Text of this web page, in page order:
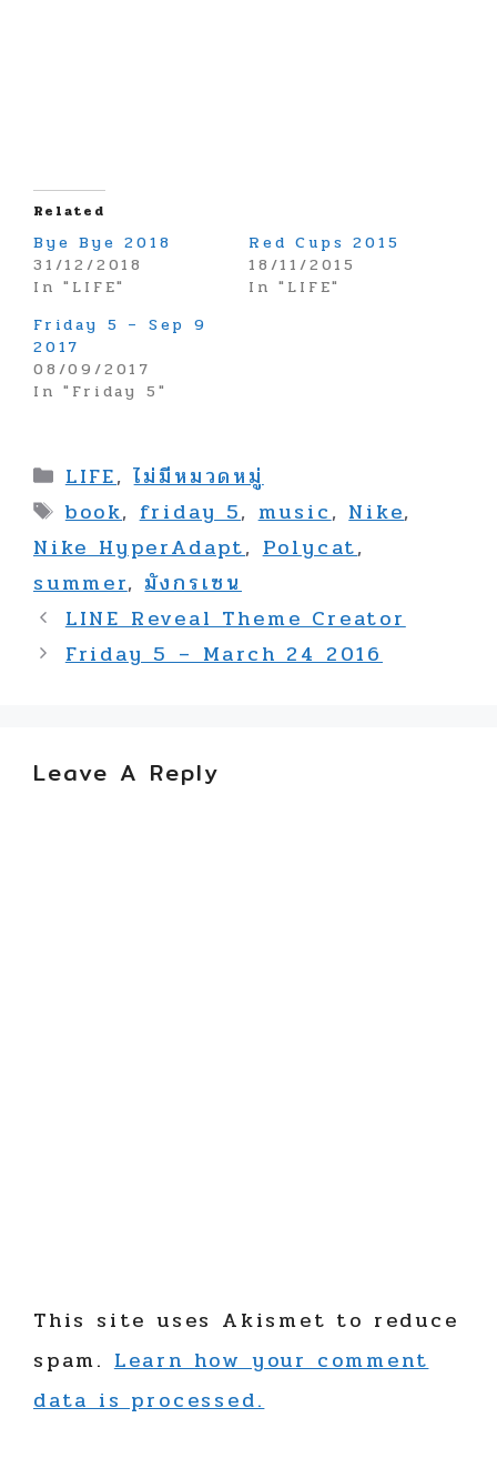
Related
Bye Bye 2018
31/12/2018
In "LIFE"
Red Cups 2015
18/11/2015
In "LIFE"
Friday 5 – Sep 9
2017
08/09/2017
In "Friday 5"
Categories
LIFE,ไม่มีหมวดหมู่
Tags
book,friday 5,music,Nike,
Nike HyperAdapt,Polycat,
summer,มังกรเซน
LINE Reveal Theme Creator
Friday 5 – March 24 2016
Leave A Reply
This site uses Akismet to reduce
spam.Learn how your comment
data is processed.